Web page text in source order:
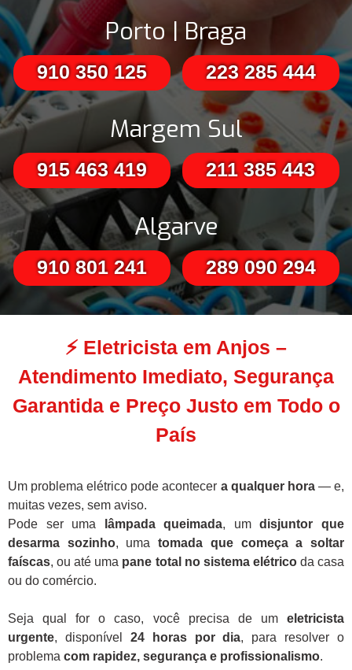
Porto | Braga
910 350 125 223 285 444
Margem Sul
915 463 419 211 385 443
Algarve
910 801 241 289 090 294
⚡ Eletricista em Anjos –
Atendimento Imediato, Segurança
Garantida e Preço Justo em Todo o
País
Um problema elétrico pode acontecer a qualquer hora— e,
muitas vezes, sem aviso.
Pode ser uma
lâmpada queimada, umdisjuntor que
desarma sozinho, umatomada que começa a soltar
faíscas, ou até uma pane total no sistema elétricoda casa
ou do comércio.
Seja qual for o caso, você precisa de um eletricista
urgente, disponível 24 horas por dia, para resolver o
problema com rapidez, segurança e profissionalismo.